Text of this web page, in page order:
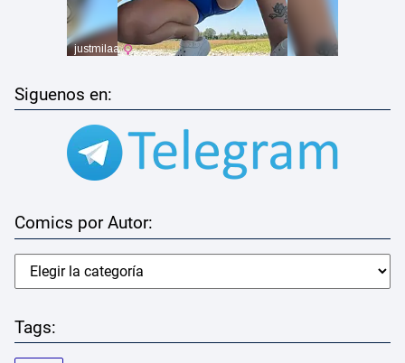
Siguenos en:
Comics por Autor:
Tags: